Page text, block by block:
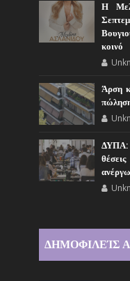
Η
κοινό
Άρση
ΔΥΠΑ:
ΔΗΜΟΦΙΛΕΊΣ